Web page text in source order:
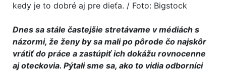
kedy je to dobré aj pre dieťa. / Foto: Bigstock
Dnes sa stále častejšie stretávame v médiách s
názormi, že ženy by sa mali po pôrode čo najskôr
vrátiť do práce a zastúpiť ich dokážu rovnocenne
aj oteckovia. Pýtali sme sa, ako to vidia odborníci